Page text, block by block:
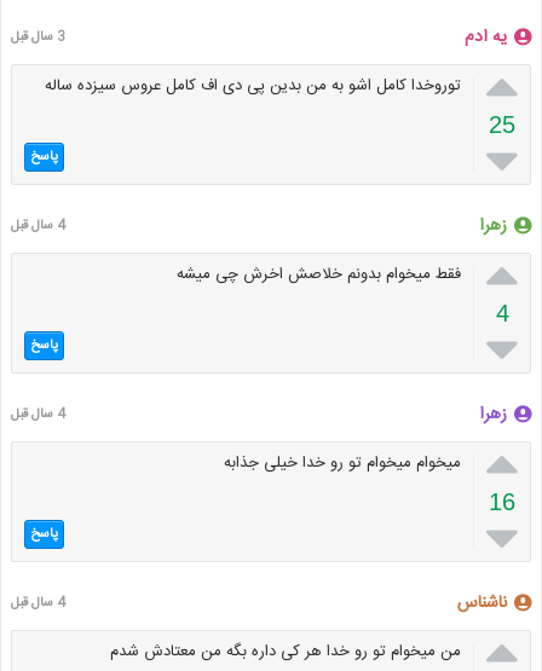
یه ادم 3 سال قبل

25

توروخدا کامل اشو به من بدین پی دی اف کامل عروس سیزده ساله
پاسخ
زهرا 4 سال قبل

4

فقط میخوام بدونم خلاصش اخرش چی میشه
پاسخ
زهرا 4 سال قبل

16

میخوام میخوام تو رو خدا خیلی جذابه
پاسخ
ناشناس 4 سال قبل
 من میخوام تو رو خدا هر کی داره بگه من معتادش شدم